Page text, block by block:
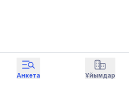
Анкета Ұйымдар